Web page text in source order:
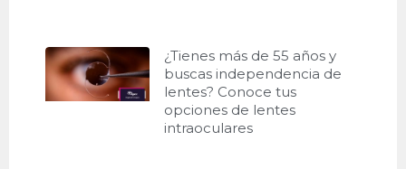
¿Tienes más de 55 años y
buscas independencia de
lentes? Conoce tus
opciones de lentes
intraoculares